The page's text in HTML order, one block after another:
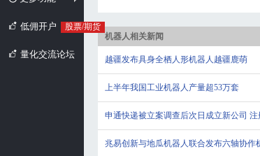
低佣开户 股票/期货
量化交流论坛
机器人相关新闻
越疆发布具身全栖人形机器人越疆鹿萌
上半年我国工业机器人产量超53万套
申通快递被立案调查后次日成立新公司 注
兆易创新与地瓜机器人联合发布六轴协作